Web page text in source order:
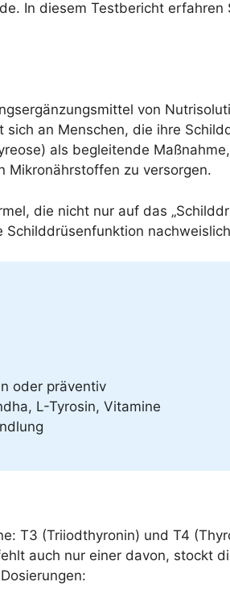
In diesem Testbericht
von
an Menschen, die ihre
als begleitende
Mikronährstoffen zu versorgen.
die nicht nur auf das
oder präventiv
L-Tyrosin, Vitamine
T3 (Triiodthyronin) und T4
auch nur einer davon, stockt